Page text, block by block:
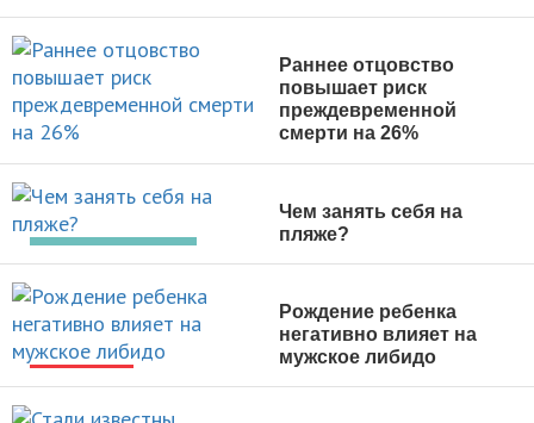
НОВОСТИ
НОВОСТИ
Раннее отцовство
повышает риск
преждевременной
смерти на 26%
Чем занять себя на
пляже?
НОВОСТИ
Рождение ребенка
негативно влияет на
мужское либидо